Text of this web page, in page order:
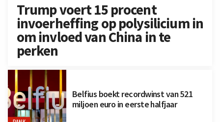
Trump voert 15 procent
invoerheffing op polysilicium in
om invloed van China in te
perken
Belfius boekt recordwinst van 521
miljoen euro in eerste halfjaar